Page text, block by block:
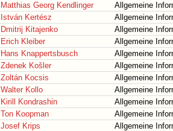
Matthias Georg Kendlinger
Allgemeine
István Kertész
Allgemeine
Dmitrij Kitajenko
Allgemeine
Erich Kleiber
Allgemeine
Hans Knappertsbusch
Allgemeine
Zdenek Košler
Allgemeine
Zoltán Kocsis
Allgemeine
Walter Kollo
Allgemeine
Kirill Kondrashin
Allgemeine
Ton Koopman
Allgemeine
Josef Krips
Allgemeine